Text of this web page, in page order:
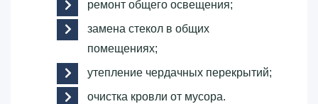
ремонт общего освещения;
замена стекол в общих
помещениях;
утепление чердачных перекрытий;
очистка кровли от мусора.